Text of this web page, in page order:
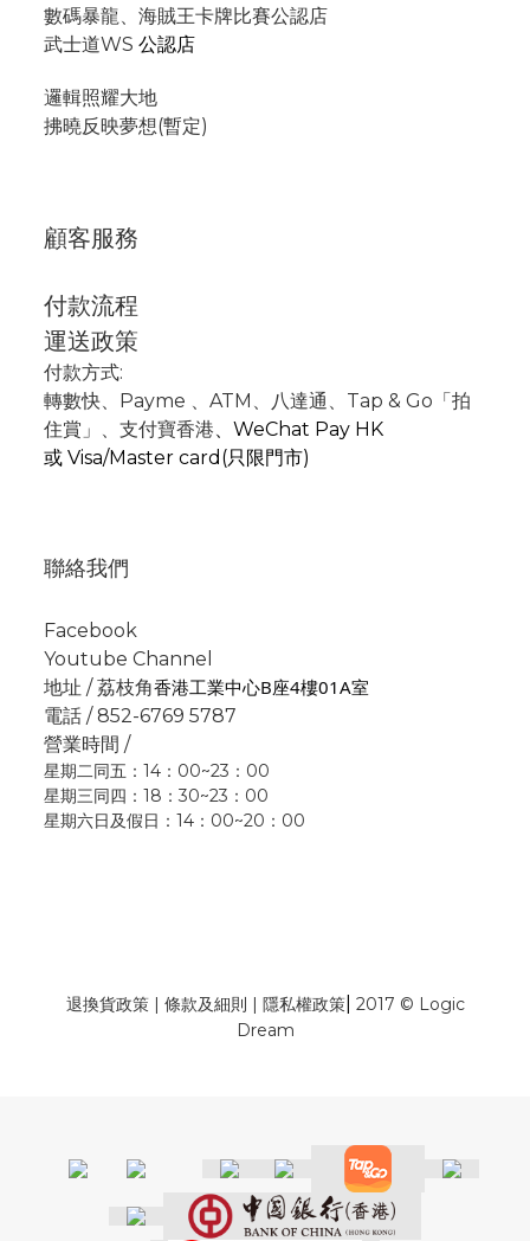
數碼暴龍、海賊王卡牌比賽公認店
武士道WS 公認店
邏輯照耀大地
拂曉反映夢想(暫定)
顧客服務
付款流程
運送政策
付款方式:
轉數快、Payme 、 ATM 、
八達通、Tap & Go「拍
住賞」 、支付寶香港、 WeChat Pay HK
或 Visa/Master card(只限門市)
聯絡我們
Facebook
Youtube Channel
地址 / 荔枝角香港工業中心B座4樓01A室
電話 / 852-6769 5787
營業時間 /
星期二同五：14：00~23：00
星期三同四：18：30~23：00
星期六日及假日：14：00~20：00
退換貨政策| 條款及細則 | 隱私權政策| 2017 © Logic
Dream